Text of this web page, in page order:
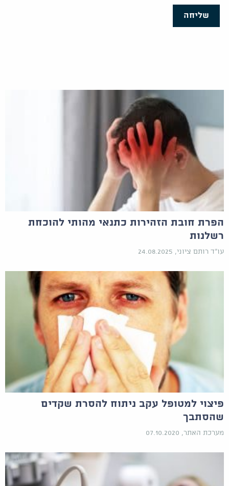
שליחה
הפרת חובת הזהירות כתנאי מהותי להוכחת
רשלנות
עו"ד רותם ציוני, 24.08.2025
פיצוי למטופל עקב ניתוח להסרת שקדים
שהסתבך
מערכת האתר, 07.10.2020